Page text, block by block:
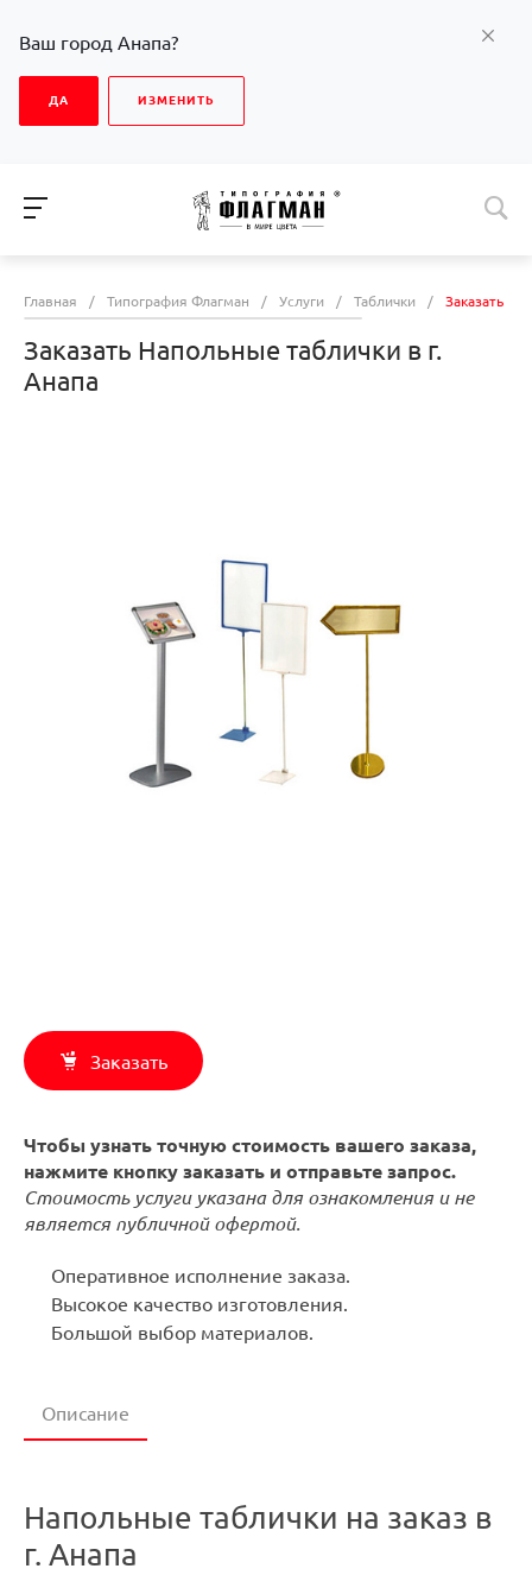
Ваш город Анапа?
ДА ИЗМЕНИТЬ
Главная / Типография Флагман / Услуги / Таблички / Заказать
Заказать Напольные таблички в г.
Анапа
Заказать
Чтобы узнать точную стоимость вашего заказа,
нажмите кнопку заказать и отправьте запрос.
Стоимость услуги указана для ознакомления и не
является публичной офертой.
Оперативное исполнение заказа.
Высокое качество изготовления.
Большой выбор материалов.
Описание
Напольные таблички на заказ в
г. Анапа